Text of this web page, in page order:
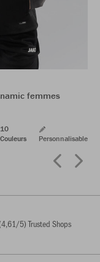
femmes
10
Couleurs
Personnalisable
4,61/5) Trusted Shops